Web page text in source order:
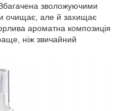
зволожуючими
очищає, але й захищає
ароматна композиція
ніж звичайний